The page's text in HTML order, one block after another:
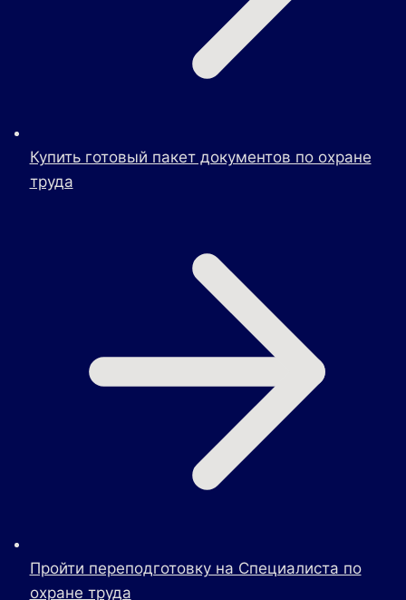
Купить готовый пакет документов по охране
труда
Пройти переподготовку на Специалиста по
охране труда